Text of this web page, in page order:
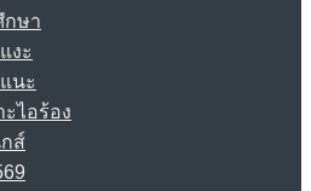
กษา
งะ
นะ
ะไอร้อง
ส์